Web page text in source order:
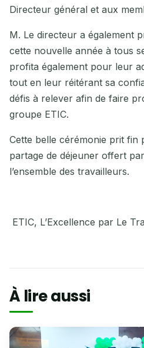
Directeur général et aux
M. Le directeur a également
cette nouvelle année à tous
profita également pour leur
tout en leur réitérant sa
défis à relever afin de faire
groupe ETIC.
Cette belle cérémonie prit fin
partage de déjeuner offert
l’ensemble des travailleurs.
ETIC, L’Excellence par Le
À lire aussi